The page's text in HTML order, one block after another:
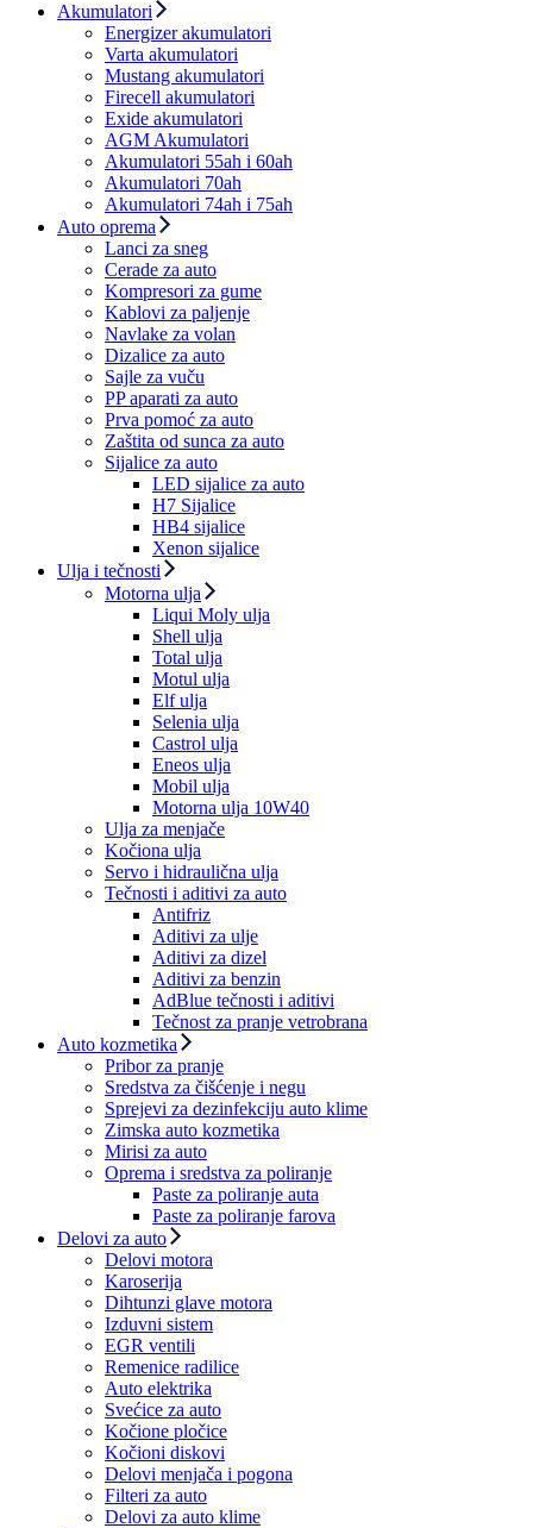
Akumulatori
Energizer akumulatori
Varta akumulatori
Mustang akumulatori
Firecell akumulatori
Exide akumulatori
AGM Akumulatori
Akumulatori 55ah i 60ah
Akumulatori 70ah
Akumulatori 74ah i 75ah
Auto oprema
Lanci za sneg
Cerade za auto
Kompresori za gume
Kablovi za paljenje
Navlake za volan
Dizalice za auto
Sajle za vuču
PP aparati za auto
Prva pomoć za auto
Zaštita od sunca za auto
Sijalice za auto
LED sijalice za auto
H7 Sijalice
HB4 sijalice
Xenon sijalice
Ulja i tečnosti
Motorna ulja
Liqui Moly ulja
Shell ulja
Total ulja
Motul ulja
Elf ulja
Selenia ulja
Castrol ulja
Eneos ulja
Mobil ulja
Motorna ulja 10W40
Ulja za menjače
Kočiona ulja
Servo i hidraulična ulja
Tečnosti i aditivi za auto
Antifriz
Aditivi za ulje
Aditivi za dizel
Aditivi za benzin
AdBlue tečnosti i aditivi
Tečnost za pranje vetrobrana
Auto kozmetika
Pribor za pranje
Sredstva za čišćenje i negu
Sprejevi za dezinfekciju auto klime
Zimska auto kozmetika
Mirisi za auto
Oprema i sredstva za poliranje
Paste za poliranje auta
Paste za poliranje farova
Delovi za auto
Delovi motora
Karoserija
Dihtunzi glave motora
Izduvni sistem
EGR ventili
Remenice radilice
Auto elektrika
Svećice za auto
Kočione pločice
Kočioni diskovi
Delovi menjača i pogona
Filteri za auto
Delovi za auto klime